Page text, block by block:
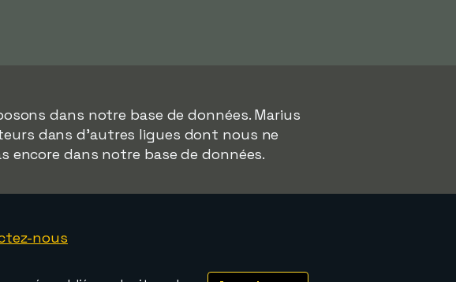
dans notre base de données. Marius
dans d'autres ligues dont nous ne
encore dans notre base de données.
nous